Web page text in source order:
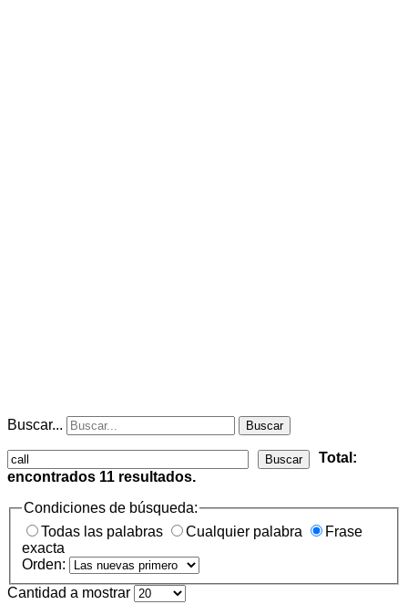
Buscar... Buscar
Buscar
Total:
encontrados 11 resultados.
Condiciones de búsqueda:
Todas las palabras
Cualquier palabra
Frase
exacta
Orden:
Cantidad a mostrar